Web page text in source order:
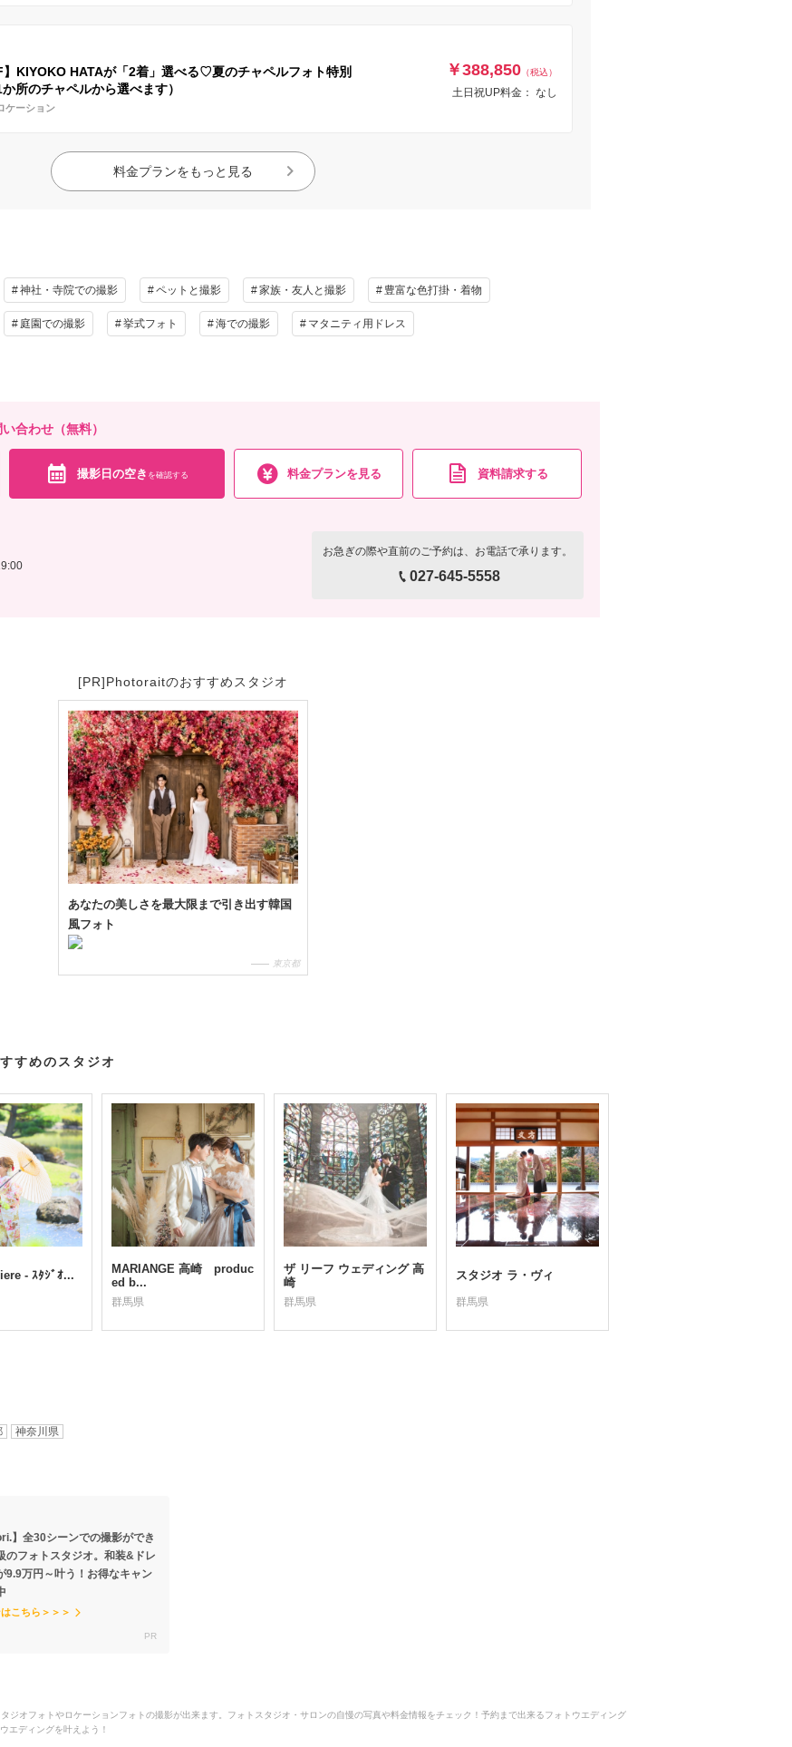
】KIYOKO HATAが「2着」選べる♡夏のチャペルフォト特別
所のチャペルから選べます）
ケーション
￥388,850 （税込）
土日祝UP料金： なし
料金プランをもっと見る
神社・寺院での撮影 ペットと撮影 家族・友人と撮影 豊富な色打掛・着物
庭園での撮影 挙式フォト 海での撮影 マタニティ用ドレス
合わせ（無料）
撮影日の空き を確認する 料金プランを見る 資料請求する
お急ぎの際や直前のご予約は、お電話で承ります。
027-645-5558
[PR]Photoraitのおすすめスタジオ
あなたの美しさを最大限まで引き出す韓国
風フォト
東京都
すめのスタジオ
- ｽﾀｼﾞｵ...
MARIANGE 高崎 produc
ed b...
群馬県
ザ リーフ ウェディング 高
崎
群馬県
スタジオ ラ・ヴィ
群馬県
神奈川県
】全30シーンでの撮影ができ
のフォトスタジオ。和装&ドレ
9.9万円～叶う！お得なキャン
こちら＞＞＞
オフォトやロケーションフォトの撮影が出来ます。フォトスタジオ・サロンの自慢の写真や料金情報をチェック！予約まで出来るフォトウエディング
エディングを叶えよう！